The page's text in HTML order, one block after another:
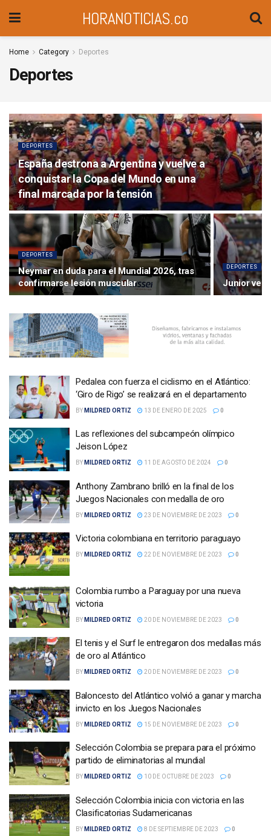
HORANOTICIAS.co
Home Category Deportes
Deportes
DEPORTES
España destrona a Argentina y vuelve a
conquistar la Copa del Mundo en una
final marcada por la tensión
DEPORTES
Neymar en duda para el Mundial 2026, tras
confirmarse lesión muscular
DEPORTES
Junior
Pedalea con fuerza el ciclismo en el Atlántico:
‘Giro de Rigo’ se realizará en el departamento
BY MILDRED ORTIZ 13 DE ENERO DE 2025 0
Las reflexiones del subcampeón olímpico
Jeison López
BY MILDRED ORTIZ 11 DE AGOSTO DE 2024 0
Anthony Zambrano brilló en la final de los
Juegos Nacionales con medalla de oro
BY MILDRED ORTIZ 23 DE NOVIEMBRE DE 2023 0
Victoria colombiana en territorio paraguayo
BY MILDRED ORTIZ 22 DE NOVIEMBRE DE 2023 0
Colombia rumbo a Paraguay por una nueva
victoria
BY MILDRED ORTIZ 20 DE NOVIEMBRE DE 2023 0
El tenis y el Surf le entregaron dos medallas más
de oro al Atlántico
BY MILDRED ORTIZ 20 DE NOVIEMBRE DE 2023 0
Baloncesto del Atlántico volvió a ganar y marcha
invicto en los Juegos Nacionales
BY MILDRED ORTIZ 15 DE NOVIEMBRE DE 2023 0
Selección Colombia se prepara para el próximo
partido de eliminatorias al mundial
BY MILDRED ORTIZ 10 DE OCTUBRE DE 2023 0
Selección Colombia inicia con victoria en las
Clasificatorias Sudamericanas
BY MILDRED ORTIZ 8 DE SEPTIEMBRE DE 2023 0